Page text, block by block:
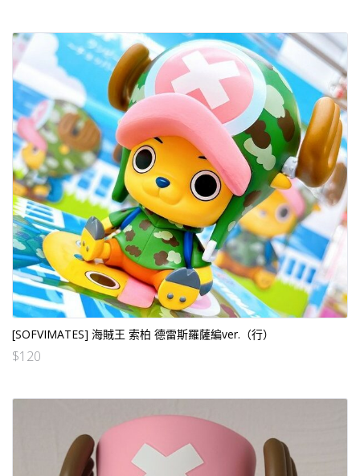
[SOFVIMATES] 海賊王 索柏 德雷斯羅薩編ver.（行）
$120